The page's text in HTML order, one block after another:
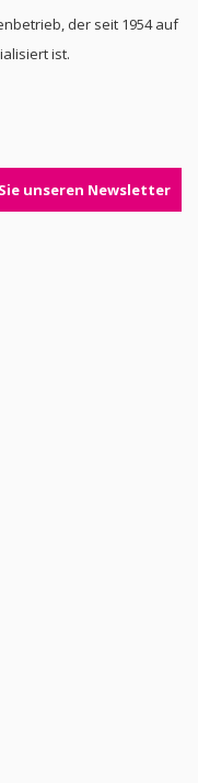
der seit 1954 auf
ist.
unseren Newsletter